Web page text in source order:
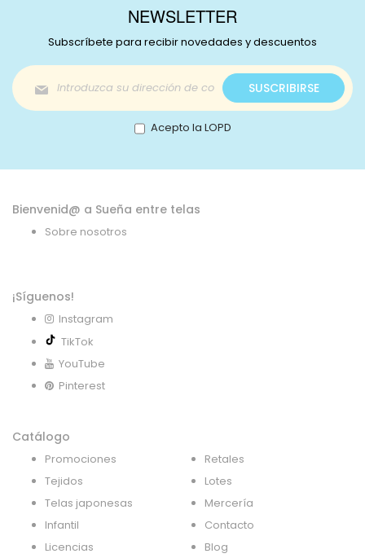
NEWSLETTER
Subscríbete para recibir novedades y descuentos
Inscríbase
a
nuestro
boletín
de
SUSCRIBIRSE
Acepto la LOPD
Bienvenid@ a Sueña entre telas
Sobre nosotros
¡Síguenos!
Instagram
TikTok
YouTube
Pinterest
Catálogo
Promociones
Tejidos
Telas japonesas
Infantil
Licencias
Retales
Lotes
Mercería
Contacto
Blog